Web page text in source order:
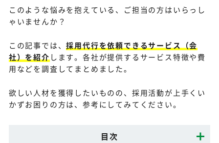
このような悩みを抱えている、ご担当の方はいらっし
ゃいませんか？
この記事では、採用代行を依頼できるサービス（会
社）を紹介します。各社が提供するサービス特徴や費
用などを調査してまとめました。
欲しい人材を獲得したいものの、採用活動が上手くい
かずお困りの方は、参考にしてみてください。
目次